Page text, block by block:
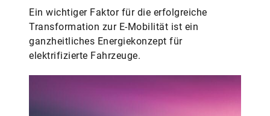
Ein wichtiger Faktor für die erfolgreiche
Transformation zur E-Mobilität ist ein
ganzheitliches Energiekonzept für
elektrifizierte Fahrzeuge.